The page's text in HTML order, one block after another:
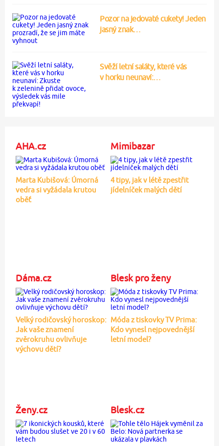
Pozor na jedovaté cukety! Jeden
jasný znak…
Svěží letní saláty, které vás
v horku neunaví:…
AHA.cz
Marta Kubišová: Úmorná
vedra si vyžádala krutou
oběť
Mimibazar
4 tipy, jak v létě zpestřit
jídelníček malých dětí
Dáma.cz
Velký rodičovský horoskop:
Jak vaše znamení
zvěrokruhu ovlivňuje
výchovu dětí?
Blesk pro ženy
Móda z tiskovky TV Prima:
Kdo vynesl nejpovednější
letní model?
Ženy.cz Blesk.cz